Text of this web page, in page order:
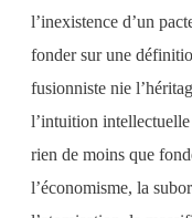
l’inexistence d’un
fonder sur une
fusionniste nie
l’intuition
rien de moins que
l’économisme, la